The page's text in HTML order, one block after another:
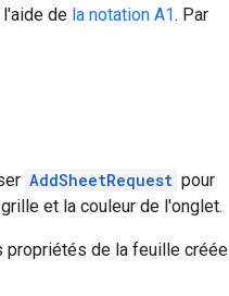
de la notation A1. Par
AddSheetRequest pour
et la couleur de l'onglet.
propriétés de la feuille créée